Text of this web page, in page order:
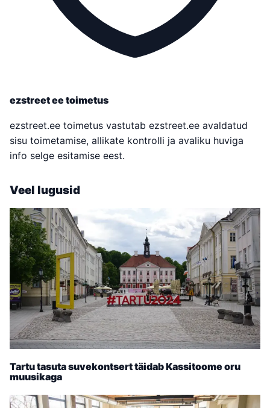
ezstreet ee toimetus
ezstreet.ee toimetus vastutab ezstreet.ee avaldatud
sisu toimetamise, allikate kontrolli ja avaliku huviga
info selge esitamise eest.
Veel lugusid
Tartu tasuta suvekontsert täidab Kassitoome oru
muusikaga